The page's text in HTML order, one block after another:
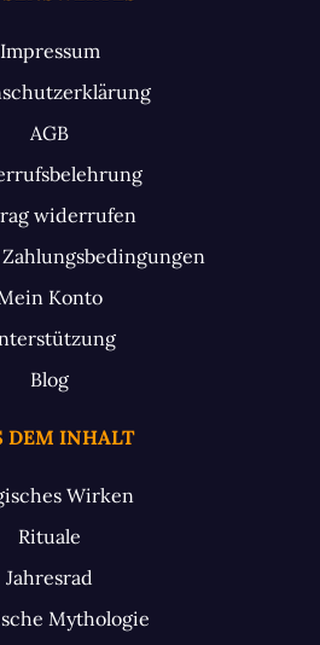
Impressum
AGB
widerrufen
Konto
Blog
DEM INHALT
Wirken
Rituale
Jahresrad
Mythologie